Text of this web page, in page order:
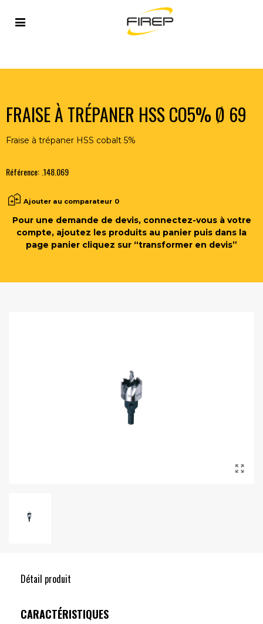
Accueil OUTILLAGE DU SOUDEUR >
FRAISE À TRÉPANER HSS CO5% Ø 69
FRAISE À TRÉPANER HSS CO5% Ø 69
Fraise à trépaner HSS cobalt 5%
Référence: .148.069
Ajouter au comparateur 0
Pour une demande de devis, connectez-vous à votre
compte, ajoutez les produits au panier puis dans la
page panier cliquez sur “transformer en devis”
Détail produit
CARACTÉRISTIQUES